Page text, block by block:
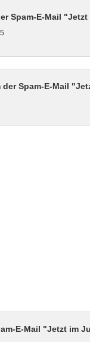
Spam-E-Mail
Spam-E-Mail
E-Mail "Jetzt im